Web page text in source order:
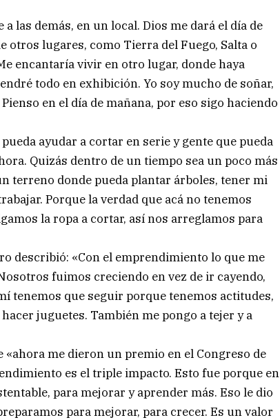
las demás, en un local. Dios me dará el día de
otros lugares, como Tierra del Fuego, Salta o
encantaría vivir en otro lugar, donde haya
todo en exhibición. Yo soy mucho de soñar,
en el día de mañana, por eso sigo haciendo
ayudar a cortar en serie y gente que pueda
Quizás dentro de un tiempo sea un poco más
terreno donde pueda plantar árboles, tener mi
Porque la verdad que acá no tenemos
la ropa a cortar, así nos arreglamos para
describió: «Con el emprendimiento lo que me
fuimos creciendo en vez de ir cayendo,
tenemos que seguir porque tenemos actitudes,
juguetes. También me pongo a tejer y a
me dieron un premio en el Congreso de
es el triple impacto. Esto fue porque en
para mejorar y aprender más. Eso le dio
para mejorar, para crecer. Es un valor